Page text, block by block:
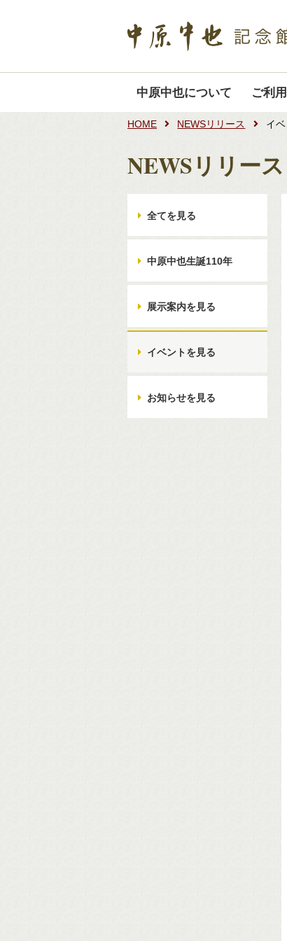
中原中也について ご利
HOME NEWSリリース イベ
NEWSリリース
全てを見る
中原中也生誕110年
展示案内を見る
イベントを見る
お知らせを見る